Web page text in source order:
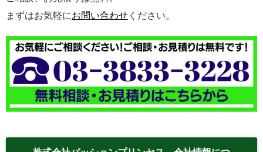
まずはお気軽にお問い合わせ ください。